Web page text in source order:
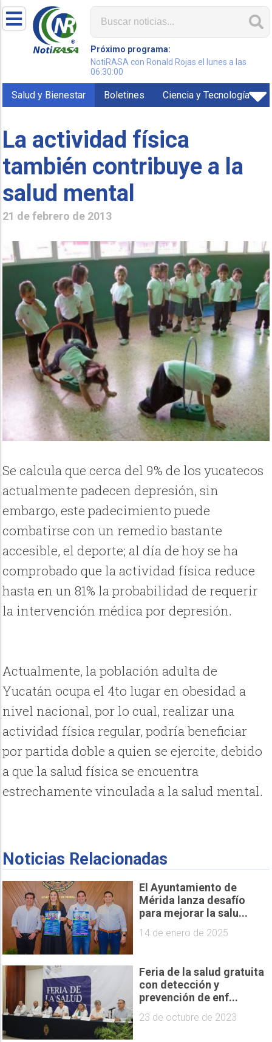
Próximo programa:
NotiRASA con Ronald Rojas el lunes a las
06:30:00
Salud y Bienestar Boletines Ciencia y Tecnología
La actividad física
también contribuye a la
salud mental
21 de febrero de 2013
Se calcula que cerca del 9% de los yucatecos
actualmente padecen depresión, sin
embargo, este padecimiento puede
combatirse con un remedio bastante
accesible, el deporte; al día de hoy se ha
comprobado que la actividad física reduce
hasta en un 81% la probabilidad de requerir
la intervención médica por depresión.
Actualmente, la población adulta de
Yucatán ocupa el 4to lugar en obesidad a
nivel nacional, por lo cual, realizar una
actividad física regular, podría beneficiar
por partida doble a quien se ejercite, debido
a que la salud física se encuentra
estrechamente vinculada a la salud mental.
Noticias Relacionadas
El Ayuntamiento de
Mérida lanza desafío
para mejorar la salu...
14 de enero de 2025
Feria de la salud gratuita
con detección y
prevención de enf...
23 de octubre de 2023